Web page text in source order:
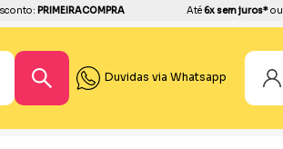
PRIMEIRACOMPRA Até6x sem juros*ou
Duvidas via Whatsapp